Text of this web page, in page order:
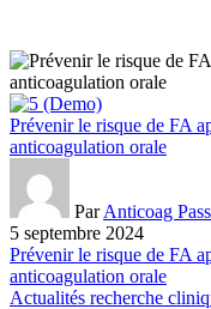
Prévenir le risque de FA
anticoagulation orale
ParAnticoag
5 septembre 2024
Prévenir le risque de FA
anticoagulation orale
Actualités recherche